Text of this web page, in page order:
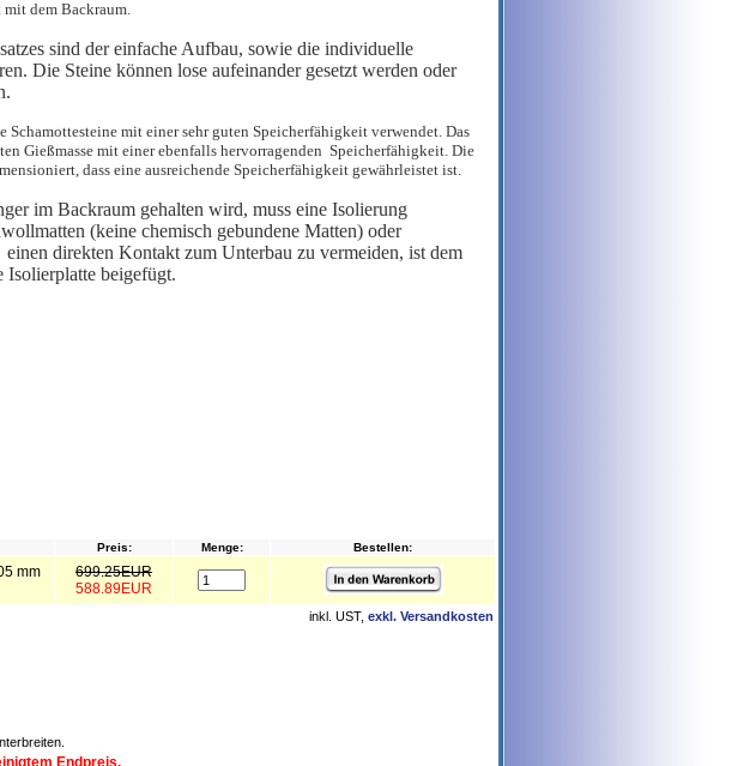
dem Backraum.
sind der einfache Aufbau, sowie die individuelle
Die Steine können lose aufeinander gesetzt werden oder
Schamottesteine mit einer sehr guten Speicherfähigkeit verwendet. Das
Gießmasse mit einer ebenfalls hervorragenden Speicherfähigkeit. Die
dass eine ausreichende Speicherfähigkeit gewährleistet ist.
im Backraum gehalten wird, muss eine Isolierung
(keine chemisch gebundene Matten) oder
direkten Kontakt zum Unterbau zu vermeiden, ist dem
Isolierplatte beigefügt.
Preis: Menge: Bestellen:
mm
699.25EUR
588.89EUR
inkl. UST, exkl. Versandkosten
Endpreis.